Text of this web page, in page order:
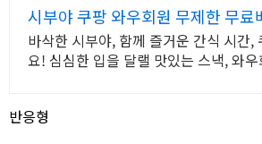
시부야 쿠팡 와우회원 무제한 무료
바삭한 시부야, 함께 즐거운 간식 시간,
요! 심심한 입을 달랠 맛있는 스낵, 와우
반응형